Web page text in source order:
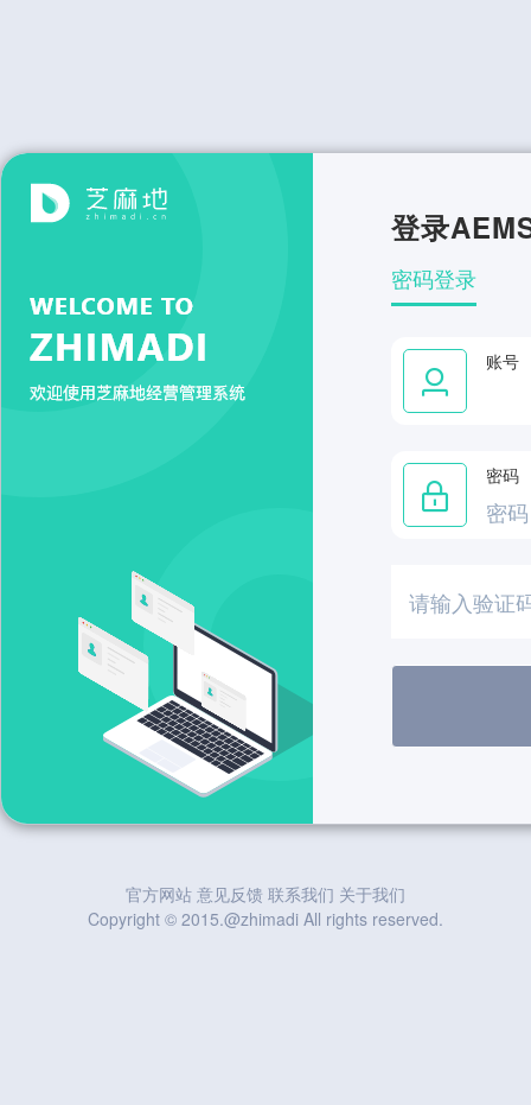
登录
密码登录
账号
密码
官方网站 意见反馈 联系我们 关于我们
Copyright © 2015.@zhimadi All rights reserved.